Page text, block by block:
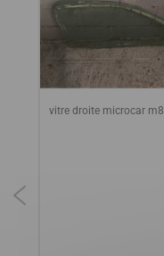
vitre droite microcar m8